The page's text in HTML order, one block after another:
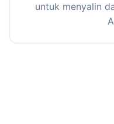
untuk menyalin